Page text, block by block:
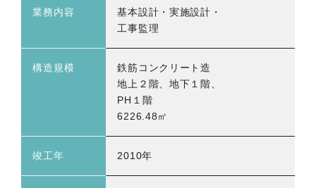
業務内容
基本設計・実施設計・
工事監理
構造規模
鉄筋コンクリート造
地上２階、地下１階、
PH１階
6226.48㎡
竣工年 2010年